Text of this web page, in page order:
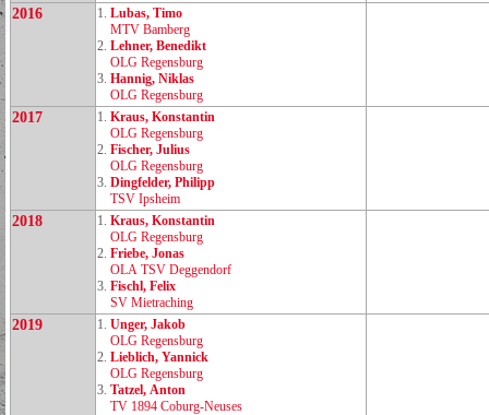
2016 1. Lubas, Timo
MTV Bamberg
2. Lehner, Benedikt
OLG Regensburg
3. Hannig, Niklas
OLG Regensburg
2017 1. Kraus, Konstantin
OLG Regensburg
2. Fischer, Julius
OLG Regensburg
3. Dingfelder, Philipp
TSV Ipsheim
2018 1. Kraus, Konstantin
OLG Regensburg
2. Friebe, Jonas
OLA TSV Deggendorf
3. Fischl, Felix
SV Mietraching
2019 1. Unger, Jakob
OLG Regensburg
2. Lieblich, Yannick
OLG Regensburg
3. Tatzel, Anton
TV 1894 Coburg‑Neuses